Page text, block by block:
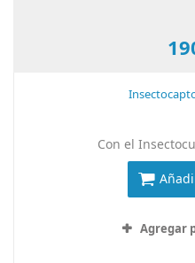
Con el
Agregar